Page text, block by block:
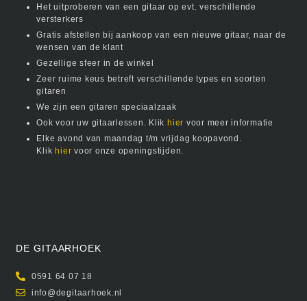
Het uitproberen van een gitaar op evt. verschillende
versterkers
Gratis afstellen bij aankoop van een nieuwe gitaar, naar de
wensen van de klant
Gezellige sfeer in de winkel
Zeer ruime keus betreft verschillende types en soorten
gitaren
We zijn een gitaren speciaalzaak
Ook voor uw gitaarlessen. Klik hier voor meer informatie
Elke avond van maandag t/m vrijdag koopavond.
Klikhier voor onze openingstijden.
DE GITAARHOEK
0591 64 07 18
info@degitaarhoek.nl